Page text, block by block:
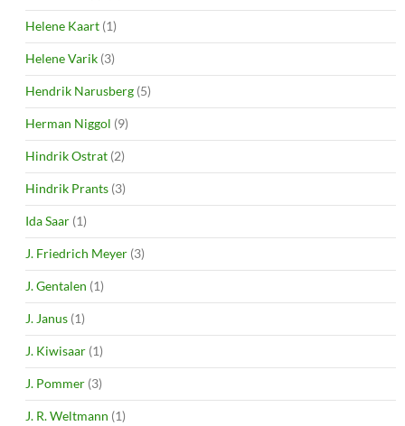
Helene Kaart (1)
Helene Varik (3)
Hendrik Narusberg (5)
Herman Niggol (9)
Hindrik Ostrat (2)
Hindrik Prants (3)
Ida Saar (1)
J. Friedrich Meyer (3)
J. Gentalen (1)
J. Janus (1)
J. Kiwisaar (1)
J. Pommer (3)
J. R. Weltmann (1)